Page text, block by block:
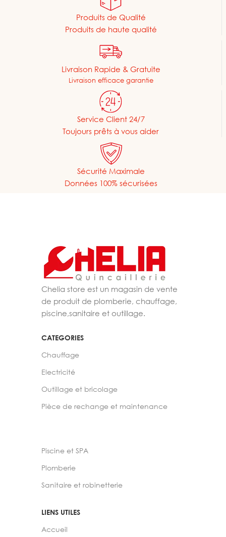
Produits de Qualité
Produits de haute qualité
Livraison Rapide & Gratuite
Livraison efficace garantie
Service Client 24/7
Toujours prêts à vous aider
Sécurité Maximale
Données 100% sécurisées
Chelia store est un magasin de vente
de produit de plomberie, chauffage,
piscine,sanitaire et outillage.
CATEGORIES
Chauffage
Electricité
Outillage et bricolage
Pièce de rechange et maintenance
Piscine et SPA
Plomberie
Sanitaire et robinetterie
LIENS UTILES
Accueil